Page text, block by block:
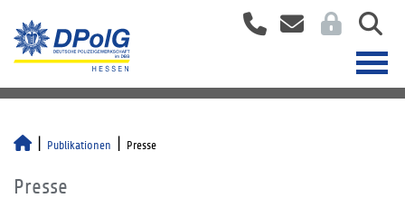
Publikationen Presse
Presse